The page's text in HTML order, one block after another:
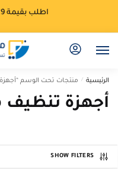
navigation
content
اطلب بقيمة 29 دينار
الرئيسية / منتجات تحت الوسم “أجهزة
أجهزة تنظيف
SHOW FILTERS